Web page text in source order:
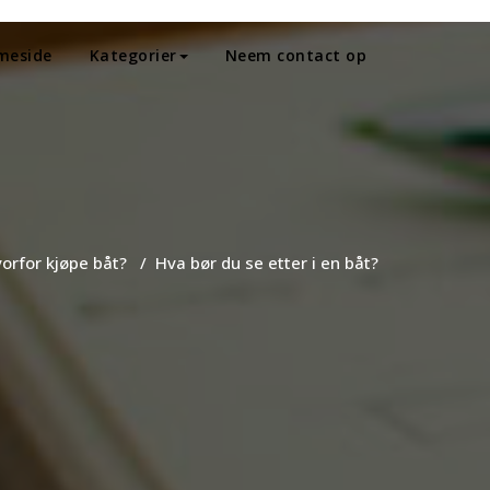
Kategorier Neem contact op
kjøpe båt? / Hva bør du se etter i en båt?